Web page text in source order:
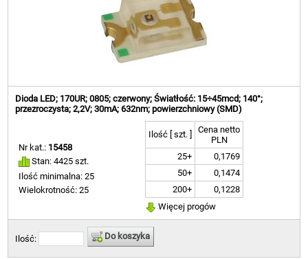
Dioda LED; 170UR; 0805; czerwony; Światłość: 15÷45mcd; 140°;
przezroczysta; 2,2V; 30mA; 632nm; powierzchniowy (SMD)
Nr kat.: 15458
Stan: 4425 szt.
Ilość minimalna: 25
Wielokrotność: 25
Ilość [ szt. ]
Cena netto
PLN
25+
0,1769
50+
0,1474
200+
0,1228
Więcej progów
Ilość: Do koszyka